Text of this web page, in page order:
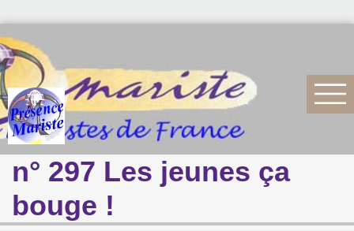
n° 297 Les jeunes ça
bouge !